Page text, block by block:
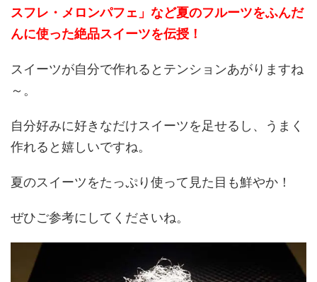
スフレ・メロンパフェ」など夏のフルーツをふんだ
んに使った絶品スイーツを伝授！
スイーツが自分で作れるとテンションあがりますね
～。
自分好みに好きなだけスイーツを足せるし、うまく
作れると嬉しいですね。
夏のスイーツをたっぷり使って見た目も鮮やか！
ぜひご参考にしてくださいね。